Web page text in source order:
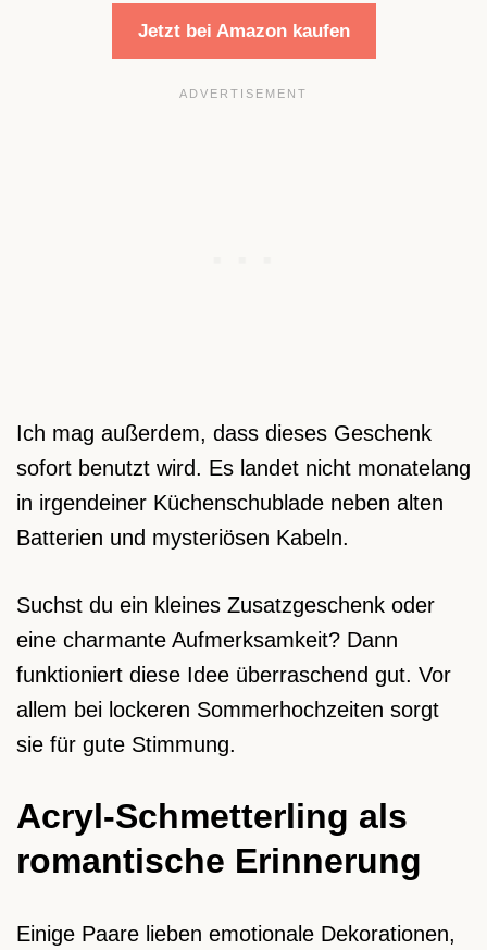
Jetzt bei Amazon kaufen
Ich mag außerdem, dass dieses Geschenk
sofort benutzt wird. Es landet nicht monatelang
in irgendeiner Küchenschublade neben alten
Batterien und mysteriösen Kabeln.
Suchst du ein kleines Zusatzgeschenk oder
eine charmante Aufmerksamkeit? Dann
funktioniert diese Idee überraschend gut. Vor
allem bei lockeren Sommerhochzeiten sorgt
sie für gute Stimmung.
Acryl-Schmetterling als
romantische Erinnerung
Einige Paare lieben emotionale Dekorationen,